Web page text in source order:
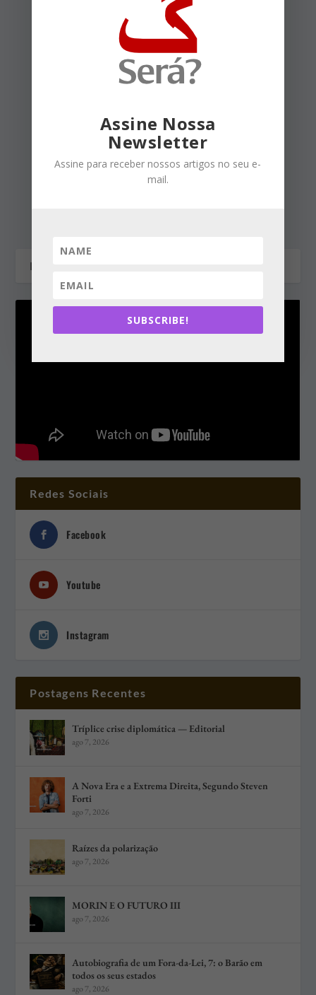
mais popular deste governo.
Só por isso Mandetta está
com X na testa de
“marcado pra morrer”, na
Pereira. #FicaMandetta
Responder
Redes Sociais
Facebook
Youtube
Instagram
Postagens Recentes
Tríplice crise diplomática — Editorial
ago 7, 2026
A Nova Era e a Extrema Direita, Segundo Steven
Forti
ago 7, 2026
Raízes da polarização
ago 7, 2026
MORIN E O FUTURO III
ago 7, 2026
Autobiografia de um Fora-da-Lei, 7: o Barão em
todos os seus estados
ago 7, 2026
Assine Nossa
Newsletter
Assine para receber nossos artigos no seu e-
mail.
SUBSCRIBE!